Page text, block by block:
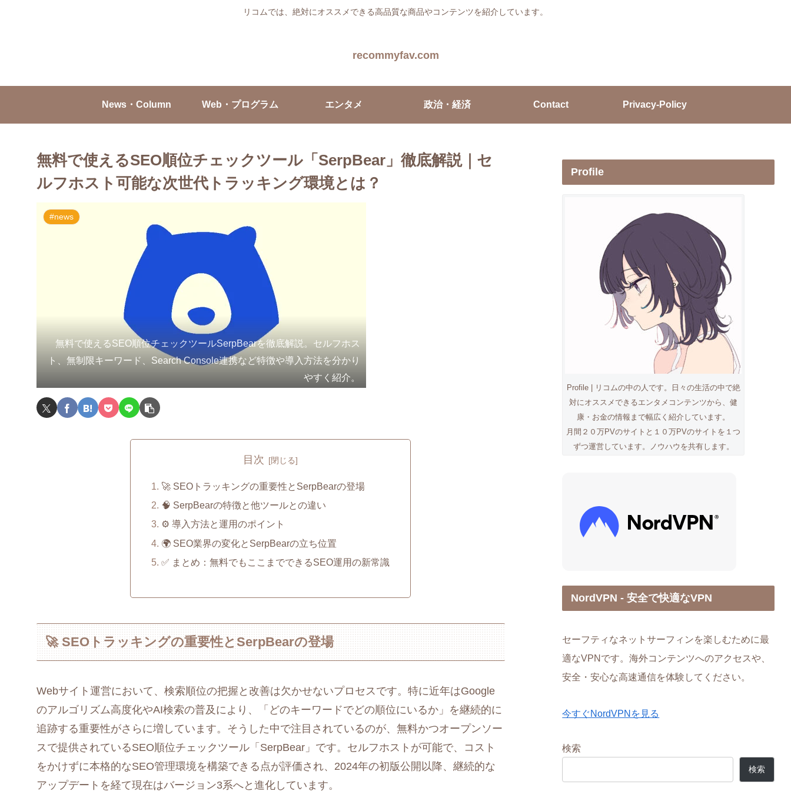
リコムでは、絶対にオススメできる高品質な商品やコンテンツを紹介しています。
recommyfav.com
News・Column Web・プログラム エンタメ 政治・経済 Contact Privacy-Policy
無料で使えるSEO順位チェックツール「SerpBear」徹底解説｜セ
ルフホスト可能な次世代トラッキング環境とは？
#news
無料で使えるSEO順位チェックツールSerpBearを徹底解説。セルフホス
ト、無制限キーワード、Search Console連携など特徴や導入方法を分かり
やすく紹介。
目次
🚀 SEOトラッキングの重要性とSerpBearの登場
🧠 SerpBearの特徴と他ツールとの違い
⚙️ 導入方法と運用のポイント
🌍 SEO業界の変化とSerpBearの立ち位置
✅ まとめ：無料でもここまでできるSEO運用の新常識
🚀 SEOトラッキングの重要性とSerpBearの登場
Webサイト運営において、検索順位の把握と改善は欠かせないプロセスです。特に近年はGoogle
のアルゴリズム高度化やAI検索の普及により、「どのキーワードでどの順位にいるか」を継続的に
追跡する重要性がさらに増しています。そうした中で注目されているのが、無料かつオープンソー
スで提供されているSEO順位チェックツール「SerpBear」です。セルフホストが可能で、コスト
をかけずに本格的なSEO管理環境を構築できる点が評価され、2024年の初版公開以降、継続的な
アップデートを経て現在はバージョン3系へと進化しています。
Profile
Profile | リコムの中の人です。日々の生活の中で絶
対にオススメできるエンタメコンテンツから、健
康・お金の情報まで幅広く紹介しています。
月間２０万PVのサイトと１０万PVのサイトを１つ
ずつ運営しています。ノウハウを共有します。
NordVPN - 安全で快適なVPN
セーフティなネットサーフィンを楽しむために最
適なVPNです。海外コンテンツへのアクセスや、
安全・安心な高速通信を体験してください。
今すぐNordVPNを見る
検索
検索